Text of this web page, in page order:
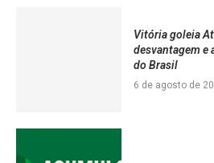
Vitória goleia
desvantagem e
do Brasil
6 de agosto de